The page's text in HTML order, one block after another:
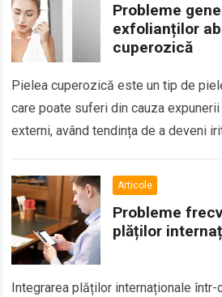
Probleme
exfolianților
cuperozică
Pielea cuperozică este un tip de
care poate suferi din cauza
externi, având tendința de a deveni
Articole
Probleme
plăților
Integrarea plăților internaționale